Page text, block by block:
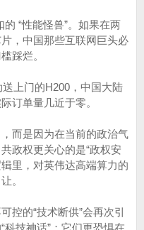
“性能怪兽”。如果在两
，中国那些互联网巨头必
踩烂。
上门的H200，中国大陆
订单量几近于零。
而是因为在当前的政治气
政权更关心的是“政权安
里，对英伟达高端算力的
。
控的“技术断供”会再次引
技神话”；它们更恐惧在